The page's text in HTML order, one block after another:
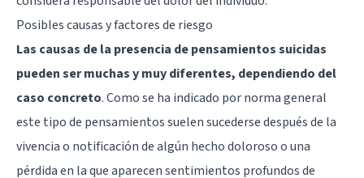
Posibles causas y factores de riesgo
Las causas de la presencia de pensamientos suicidas
pueden ser muchas y muy diferentes, dependiendo del
caso concreto. Como se ha indicado por norma general
este tipo de pensamientos suelen sucederse después de la
vivencia o notificación de algún hecho doloroso o una
pérdida en la que aparecen sentimientos profundos de